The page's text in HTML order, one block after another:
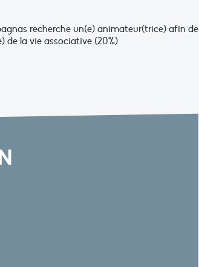
recherche un(e) animateur(trice) afin de
de la vie associative (20%)